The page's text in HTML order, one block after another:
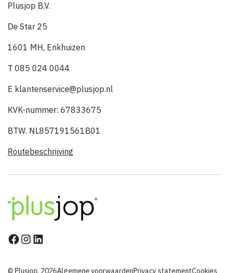
Plusjop B.V.
De Star 25
1601 MH, Enkhuizen
T 085 024 0044
E klantenservice@plusjop.nl
KVK-nummer: 67833675
BTW. NL857191561B01
Routebeschrijving
© Plusjop, 2026Algemene voorwaardenPrivacy statementCookies